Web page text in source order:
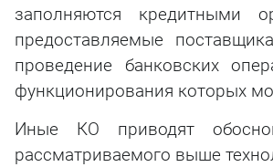
заполняются кредитными
предоставляемые
проведение банковских
функционирования которых
Иные КО приводят
рассматриваемого выше